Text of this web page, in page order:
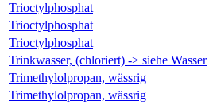
Trioctylphosphat
Trioctylphosphat
Trioctylphosphat
Trinkwasser, (chloriert) -> siehe Wasser
Trimethylolpropan, wässrig
Trimethylolpropan, wässrig